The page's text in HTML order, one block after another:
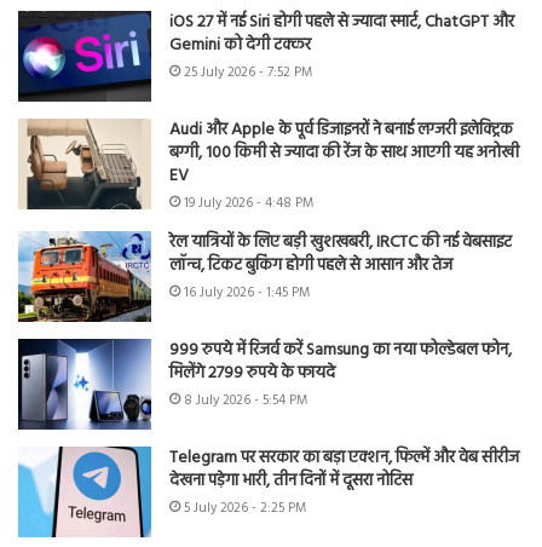
iOS 27 में नई Siri होगी पहले से ज्यादा स्मार्ट, ChatGPT और
Gemini को देगी टक्कर
25 July 2026 - 7:52 PM
Audi और Apple के पूर्व डिजाइनरों ने बनाई लग्जरी इलेक्ट्रिक
बग्गी, 100 किमी से ज्यादा की रेंज के साथ आएगी यह अनोखी
EV
19 July 2026 - 4:48 PM
रेल यात्रियों के लिए बड़ी खुशखबरी, IRCTC की नई वेबसाइट
लॉन्च, टिकट बुकिंग होगी पहले से आसान और तेज
16 July 2026 - 1:45 PM
999 रुपये में रिजर्व करें Samsung का नया फोल्डेबल फोन,
मिलेंगे 2799 रुपये के फायदे
8 July 2026 - 5:54 PM
Telegram पर सरकार का बड़ा एक्शन, फिल्में और वेब सीरीज
देखना पड़ेगा भारी, तीन दिनों में दूसरा नोटिस
5 July 2026 - 2:25 PM